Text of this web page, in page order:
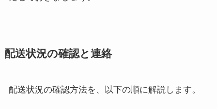
配送状況の確認と連絡
配送状況の確認方法を、以下の順に解説します。